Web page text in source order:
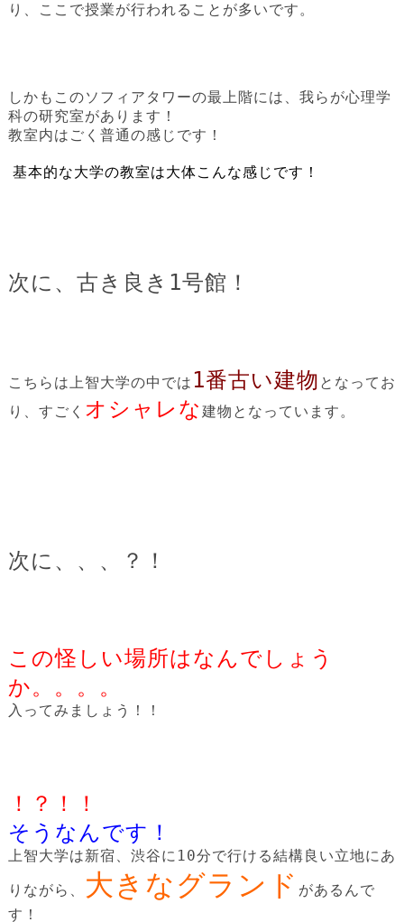
り、ここで授業が行われることが多いです。
しかもこのソフィアタワーの最上階には、我らが心理学
科の研究室があります！
教室内はごく普通の感じです！
基本的な大学の教室は大体こんな感じです！
次に、古き良き1号館！
こちらは上智大学の中では 1番古い建物 となってお
り、すごく オシャレな 建物となっています。
次に、、、？！
この怪しい場所はなんでしょう
か。。。。
入ってみましょう！！
！？！！
そうなんです！
上智大学は新宿、渋谷に10分で行ける結構良い立地にあ
りながら、
大きなグランド があるんで
す！